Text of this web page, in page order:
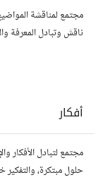
مجتمع لمناقشة
ناقش وتبادل المعرفة
أفكار
مجتمع لتبادل الأفكار
حلول مبتكرة،